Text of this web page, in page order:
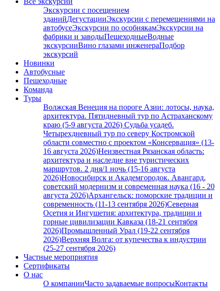
Экскурсии с посещением
зданийДегустацииЭкскурсии с перемещениями на
автобусеЭкскурсии по особнякамЭкскурсии на
фабрики и заводыПешеходныеВодные
экскурсииВино глазами инженераПодбор
экскурсий
Новинки
Автобусные
Пешеходные
Команда
Туры
Волжская Венеция на пороге Азии: лотосы, наука,
архитектура. Пятидневный тур по Астраханскому
краю (5-9 августа 2026) Судьба усадеб.
Четырехдневный тур по северу Костромской
области совместно с проектом «Консервация» (13-
16 августа 2026)Неизвестная Рязанская область:
архитектура и наследие вне туристических
маршрутов. 2 дня/1 ночь (15-16 августа
2026)Новосибирск и Академгородок. Авангард,
советский модернизм и современная наука (16 - 20
августа 2026)Архангельск: поморские традиции и
современность (11-13 сентября 2026)Северная
Осетия и Ингушетия: архитектура, традиции и
горные цивилизации Кавказа (18-21 сентября
2026)Промышленный Урал (19-22 сентября
2026)Верхняя Волга: от купечества к индустрии
(25-27 сентября 2026)
Частные мероприятия
Сертификаты
О нас
О компанииЧасто задаваемые вопросыКонтакты